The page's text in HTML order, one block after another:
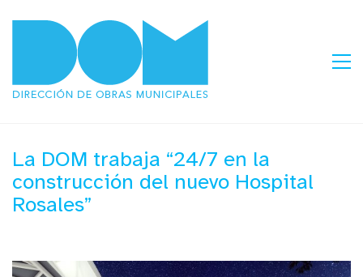
La DOM trabaja “24/7 en la
construcción del nuevo Hospital
Rosales”